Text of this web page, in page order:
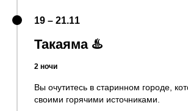
19 – 21.11
Такаяма ♨️
2 ночи
Вы очутитесь в старинном городе,
своими горячими источниками.